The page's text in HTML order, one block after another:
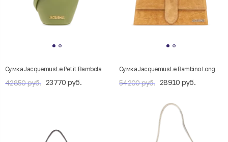
Cумка Jacquemus Le Petit Bambola
42850 руб. 23770 руб.
Сумка Jacquemus Le Bambino Long
54200 руб. 28910 руб.